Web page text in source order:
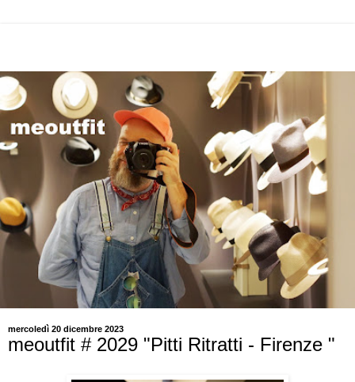
mercoledì 20 dicembre 2023
meoutfit # 2029 "Pitti Ritratti - Firenze "